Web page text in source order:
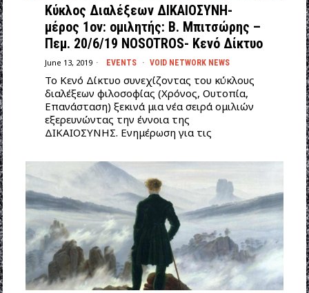
Κύκλος Διαλέξεων ΔΙΚΑΙΟΣΥΝΗ-
μέρος 1ον: ομιλητής: Β. Μπιτσώρης –
Πεμ. 20/6/19 NOSOTROS- Κενό Δίκτυο
June 13, 2019 EVENTS · VOID NETWORK NEWS
Το Κενό Δίκτυο συνεχίζοντας του κύκλους
διαλέξεων φιλοσοφίας (Χρόνος, Ουτοπία,
Επανάσταση) ξεκινά μια νέα σειρά ομιλιών
εξερευνώντας την έννοια της
ΔΙΚΑΙΟΣΥΝΗΣ. Ενημέρωση για τις